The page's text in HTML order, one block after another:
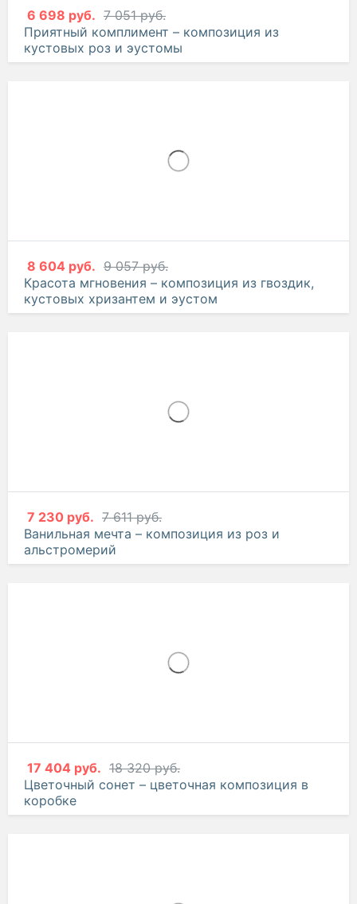
6 698 руб. 7 051 руб.
Приятный комплимент – композиция из
кустовых роз и эустомы
8 604 руб. 9 057 руб.
Красота мгновения – композиция из гвоздик,
кустовых хризантем и эустом
7 230 руб. 7 611 руб.
Ванильная мечта – композиция из роз и
альстромерий
17 404 руб. 18 320 руб.
Цветочный сонет – цветочная композиция в
коробке